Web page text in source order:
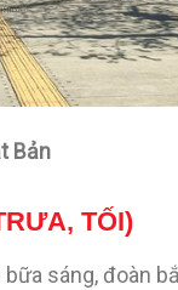
Bản
TỐI)
sáng, đoàn